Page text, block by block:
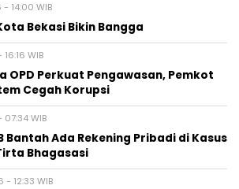
14:00 WIB
Bekasi Bikin Bangga
WIB
OPD Perkuat Pengawasan, Pemkot
Cegah Korupsi
WIB
Bantah Ada Rekening Pribadi di Kasus
Bhagasasi
12:33 WIB